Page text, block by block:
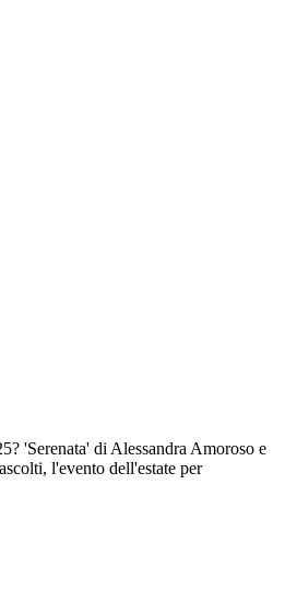
'Serenata' di Alessandra Amoroso e
l'evento dell'estate per